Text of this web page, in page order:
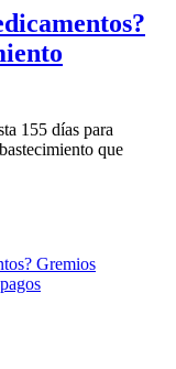
155 días para
que